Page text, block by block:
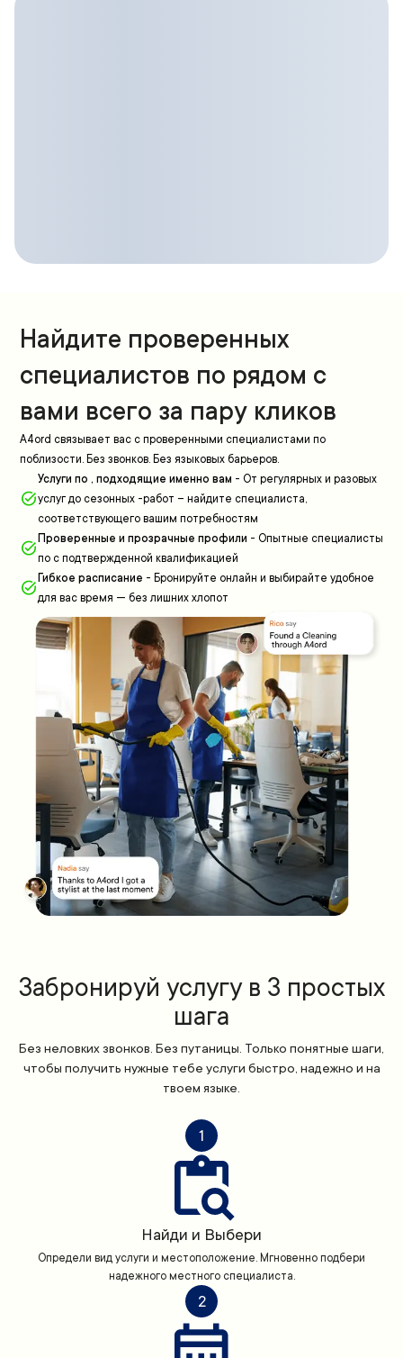
Найдите проверенных
специалистов по рядом с
вами всего за пару кликов
A4ord связывает вас с проверенными специалистами по
поблизости. Без звонков. Без языковых барьеров.
Услуги по , подходящие именно вам - От регулярных и разовых
услуг до сезонных -работ – найдите специалиста,
соответствующего вашим потребностям
Проверенные и прозрачные профили - Опытные специалисты
по с подтвержденной квалификацией
Гибкое расписание - Бронируйте онлайн и выбирайте удобное
для вас время — без лишних хлопот
Забронируй услугу в 3 простых
шага
Без неловких звонков. Без путаницы. Только понятные шаги,
чтобы получить нужные тебе услуги быстро, надежно и на
твоем языке.
1
Найди и Выбери
Определи вид услуги и местоположение. Мгновенно подбери
надежного местного специалиста.
2